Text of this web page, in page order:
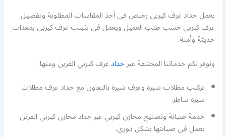
يعمل حداد غرف كيربي رخيص في أخذ المقاسات المطلوبة وتفصيل
غرف كيربي حسب طلب العميل ويعمل في تثبيت غرف كيربي بمعدات
حديثة وأمنة.
ونوفر لكم خدماتنا المختلفة عبرحدادغرف كيربي القرين ومنها:
تركيب مظلات شبرة وغرف شبرة بالتعاون مع حداد غرف مظلات
شبرة شاطر.
خدمة صيانة وتصليح مخازن كيربي عبر حداد مخازن كيربي القرين
يعمل في صيانتها بشكل دوري.